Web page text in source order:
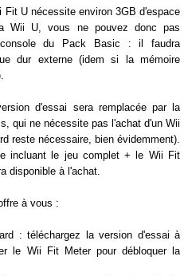
Fit U nécessite environ 3GB d'espace
Wii U, vous ne pouvez donc pas
du Pack Basic : il faudra
dur externe (idem si la mémoire
d'essai sera remplacée par la
qui ne nécessite pas l'achat d'un Wii
reste nécessaire, bien évidemment).
incluant le jeu complet + le Wii Fit
disponible à l'achat.
à vous :
: téléchargez la version d'essai à
le Wii Fit Meter pour débloquer la